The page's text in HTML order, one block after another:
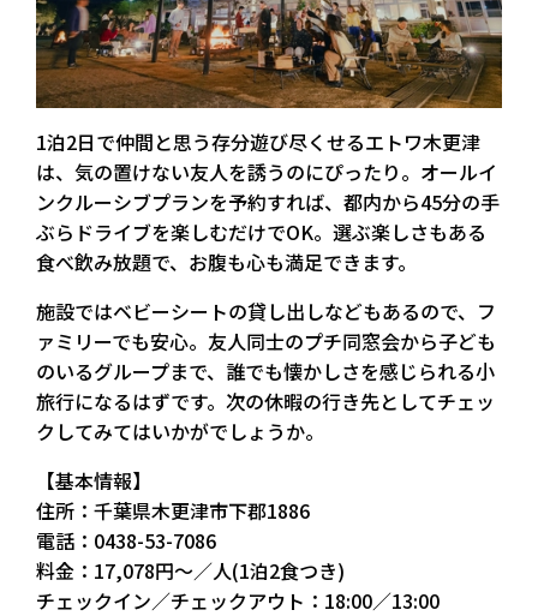
1泊2日で仲間と思う存分遊び尽くせるエトワ木更津
は、気の置けない友人を誘うのにぴったり。オールイ
ンクルーシブプランを予約すれば、都内から45分の手
ぶらドライブを楽しむだけでOK。選ぶ楽しさもある
食べ飲み放題で、お腹も心も満足できます。
施設ではベビーシートの貸し出しなどもあるので、フ
ァミリーでも安心。 友人同士のプチ同窓会から子ども
のいるグループまで、誰でも懐かしさを感じられる小
旅行になるはずです。 次の休暇の行き先としてチェッ
クしてみてはいかがでしょうか。
【基本情報】
住所：千葉県木更津市下郡1886
電話：0438-53-7086
料金：17,078円〜／人(1泊2食つき)
チェックイン／チェックアウト：18:00／13:00